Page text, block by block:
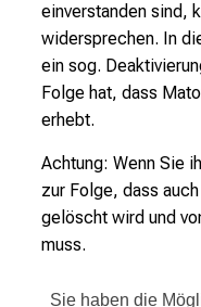
einverstanden sind,
widersprechen. In
ein sog.
Folge hat, dass
erhebt.
Achtung: Wenn Sie
zur Folge, dass
gelöscht wird und
muss.